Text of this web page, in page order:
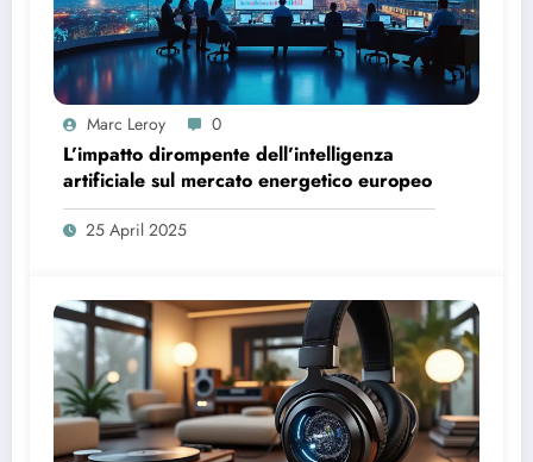
Marc Leroy 0
L’impatto dirompente dell’intelligenza
artificiale sul mercato energetico europeo
25 April 2025